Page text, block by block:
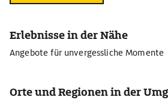
Erlebnisse in der Nähe
Angebote für unvergessliche Momente
Orte und Regionen in der